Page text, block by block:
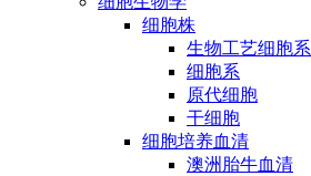
细胞株
生物工艺细胞系
细胞系
原代细胞
干细胞
细胞培养血清
澳洲胎牛血清